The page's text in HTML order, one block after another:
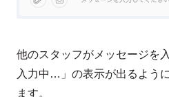
他のスタッフがメッセージを
入力中…」の表示が出るよう
ます。